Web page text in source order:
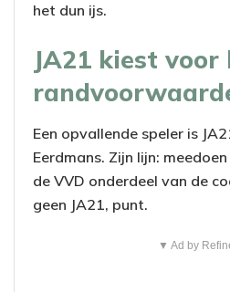
het dun ijs.
JA21 kiest voor
Een opvallende speler is
Eerdmans. Zijn lijn:
de VVD onderdeel van de
geen JA21, punt.
▼ Ad by